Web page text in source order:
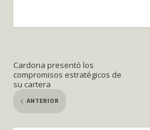
Cardona presentó los
compromisos estratégicos de
su cartera
ANTERIOR